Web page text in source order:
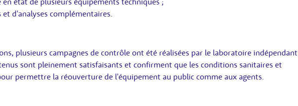
d'analyses complémentaires.
plusieurs campagnes de contrôle ont été réalisées par le laboratoire indépendant
sont pleinement satisfaisants et confirment que les conditions sanitaires et
permettre la réouverture de l'équipement au public comme aux agents.